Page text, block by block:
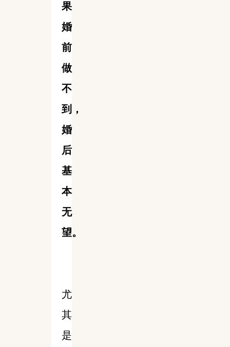
果
婚
前
做
不
到，
婚
后
基
本
无
望。
尤
其
是